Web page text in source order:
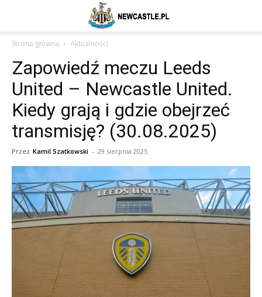
United
(transfery,
mecze,
Strona główna Aktualności
Zapowiedź meczu Leeds
United – Newcastle United.
Kiedy grają i gdzie obejrzeć
transmisję? (30.08.2025)
Przez Kamil Szatkowski - 29 sierpnia 2025